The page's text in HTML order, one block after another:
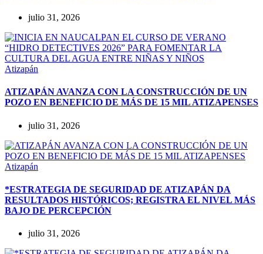
julio 31, 2026
Atizapán
ATIZAPÁN AVANZA CON LA CONSTRUCCIÓN DE UN
POZO EN BENEFICIO DE MÁS DE 15 MIL ATIZAPENSES
julio 31, 2026
Atizapán
*ESTRATEGIA DE SEGURIDAD DE ATIZAPÁN DA
RESULTADOS HISTÓRICOS; REGISTRA EL NIVEL MÁS
BAJO DE PERCEPCIÓN
julio 31, 2026